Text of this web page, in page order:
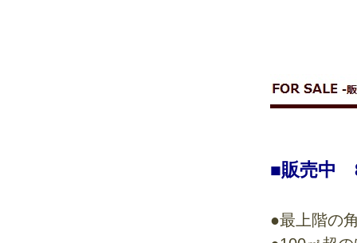
■販売中
●最上階の